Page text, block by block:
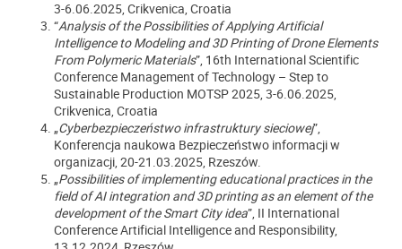
3-6.06.2025, Crikvenica, Croatia
“Analysis of the Possibilities of Applying Artificial
Intelligence to Modeling and 3D Printing of Drone Elements
From Polymeric Materials”, 16th International Scientific
Conference Management of Technology – Step to
Sustainable Production MOTSP 2025, 3-6.06.2025,
Crikvenica, Croatia
„Cyberbezpieczeństwo infrastruktury sieciowej”,
Konferencja naukowa Bezpieczeństwo informacji w
organizacji, 20-21.03.2025, Rzeszów.
„Possibilities of implementing educational practices in the
field of AI integration and 3D printing as an element of the
development of the Smart City idea”, II International
Conference Artificial Intelligence and Responsibility,